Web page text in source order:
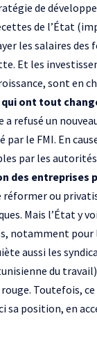
de
de l’État
les salaires des
Et les
sont en
ont tout
a refusé un
par le FMI. En
par les
des entreprises
réformer ou
Mais l’État y
notamment pour
aussi les
du
Toutefois, ce
sa position, en